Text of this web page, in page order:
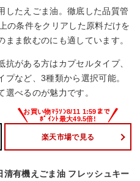
したえごま油。徹底した品質管
の条件をクリアした原料だけを
ま飲むのにも適しています。
がある方はカプセルタイプ、
など、3種類から選択可能。
べるのが魅力です。
楽天市場で見る
有機えごま油 フレッシュキー